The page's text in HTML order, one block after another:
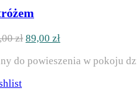
zł Pierwotna
wynosiła:
89,00 złAktualna
wynosi:
do powieszenia w pokoju